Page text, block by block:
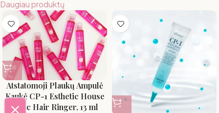
Daugiau produktų
Atstatomoji Plaukų Ampulė
Kaukė CP-1 Esthetic House
3 Sec Hair Ringer, 13 ml